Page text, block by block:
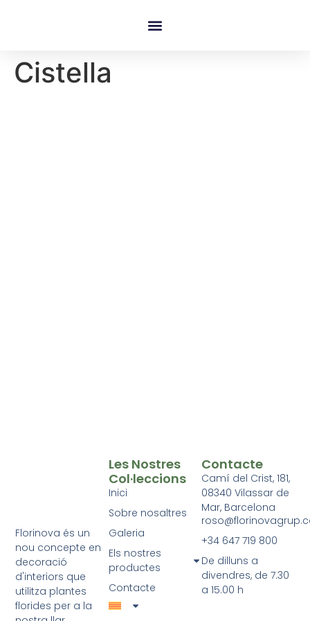
Cistella
Florinova és un
nou concepte en
decoració
d'interiors que
utilitza plantes
florides per a la
Les Nostres
Col·leccions
Inici
Sobre nosaltres
Galeria
Els nostres
productes
Contacte
Contacte
Camí del Crist, 181,
08340 Vilassar de
Mar, Barcelona
+34 647 719 800
De dilluns a
divendres, de 7.30
a 15.00 h